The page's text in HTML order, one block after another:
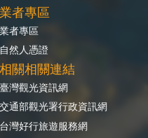
業者專區
業者專區
自然人憑證
相關相關連結
臺灣觀光資訊網
交通部觀光署行政資訊網
台灣好行旅遊服務網